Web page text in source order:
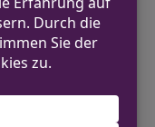
Rekordbesuch